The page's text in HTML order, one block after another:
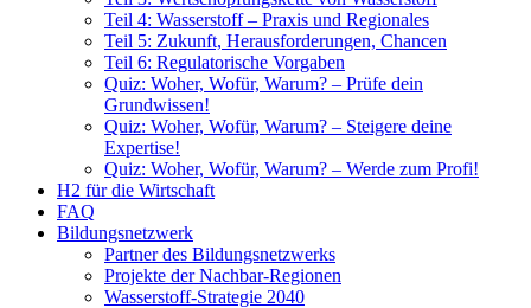
Teil 4: Wasserstoff – Praxis und Regionales
Teil 5: Zukunft, Herausforderungen, Chancen
Teil 6: Regulatorische Vorgaben
Quiz: Woher, Wofür, Warum? – Prüfe dein
Grundwissen!
Quiz: Woher, Wofür, Warum? – Steigere deine
Expertise!
Quiz: Woher, Wofür, Warum? – Werde zum Profi!
H2 für die Wirtschaft
FAQ
Bildungsnetzwerk
Partner des Bildungsnetzwerks
Projekte der Nachbar-Regionen
Wasserstoff-Strategie 2040